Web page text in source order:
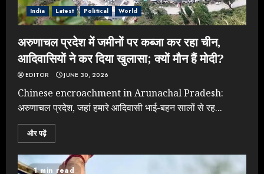
India Latest Political World
अरुणाचल प्रदेश में जमीनों पर कब्जा कर रहा चीन,
आदिवासियों ने कर दिया खुलासा; क्यों मौन हैं मोदी?
EDITOR JUNE 30, 2026
Chinese encroachment in Arunachal Pradesh:
अरुणाचल प्रदेश, जहां हमारे आदिवासी भाई-बहन सालों से रह...
और पढ़ें
1 min read